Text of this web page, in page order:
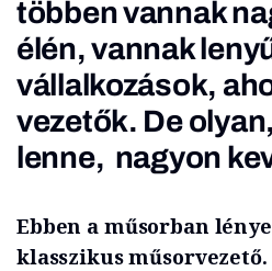
többen vannak
élén, vannak
vállalkozások,
vezetők. De
lenne, nagyon
Ebben a műsorban
klasszikus